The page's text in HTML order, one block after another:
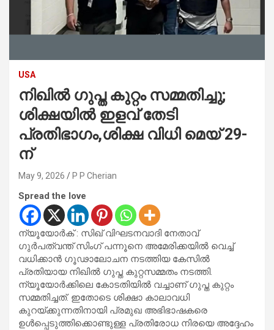
USA
നിഖിൽ ഗുപ്ത കുറ്റം സമ്മതിച്ചു;
ശിക്ഷയിൽ ഇളവ് തേടി
പ്രതിഭാഗം,ശിക്ഷ വിധി മെയ് 29-
ന്
May 9, 2026 P P Cherian
Spread the love
ന്യൂയോർക് : സിഖ് വിഘടനവാദി നേതാവ്
ഗുർപത്വന്ത് സിംഗ് പന്നൂനെ അമേരിക്കയിൽ വെച്ച്
വധിക്കാൻ ഗൂഢാലോചന നടത്തിയ കേസിൽ
പ്രതിയായ നിഖിൽ ഗുപ്ത കുറ്റസമ്മതം നടത്തി.
ന്യൂയോർക്കിലെ കോടതിയിൽ വച്ചാണ് ഗുപ്ത കുറ്റം
സമ്മതിച്ചത്. ഇതോടെ ശിക്ഷാ കാലാവധി
കുറയ്ക്കുന്നതിനായി പ്രമുഖ അഭിഭാഷകരെ
ഉൾപ്പെടുത്തിക്കൊണ്ടുള്ള പ്രതിരോധ നിരയെ അദ്ദേഹം